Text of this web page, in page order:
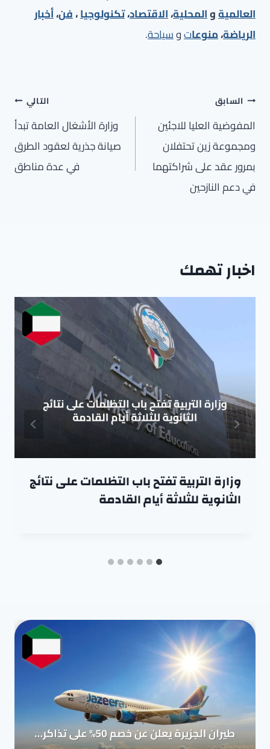
العالميةوالمحلية،الاقتصاد،تكنولوجيا،فن،أخبار
الرياضة،منوعاتوسياحة.
تصفّح
المقالات
السابق
المفوضية العليا للاجئين
ومجموعة زين تحتفلان
بمرور عقد على شراكتهما
في دعم النازحين
التالي
وزارة الأشغال العامة تبدأ
صيانة جذرية لعقود الطرق
في عدة مناطق
اخبار تهمك
وزارة التربية تفتح باب التظلمات على نتائج
الثانوية للثلاثة أيام القادمة